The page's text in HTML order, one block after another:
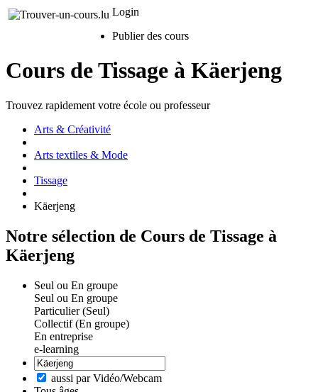
Login
Publier des cours
Cours de Tissage à Käerjeng
Trouvez rapidement votre école ou professeur
Arts & Créativité
Arts textiles & Mode
Tissage
Käerjeng
Notre sélection de Cours de Tissage à
Käerjeng
Seul ou En groupe
Seul ou En groupe
Particulier (Seul)
Collectif (En groupe)
En entreprise
e-learning
aussi par Vidéo/Webcam